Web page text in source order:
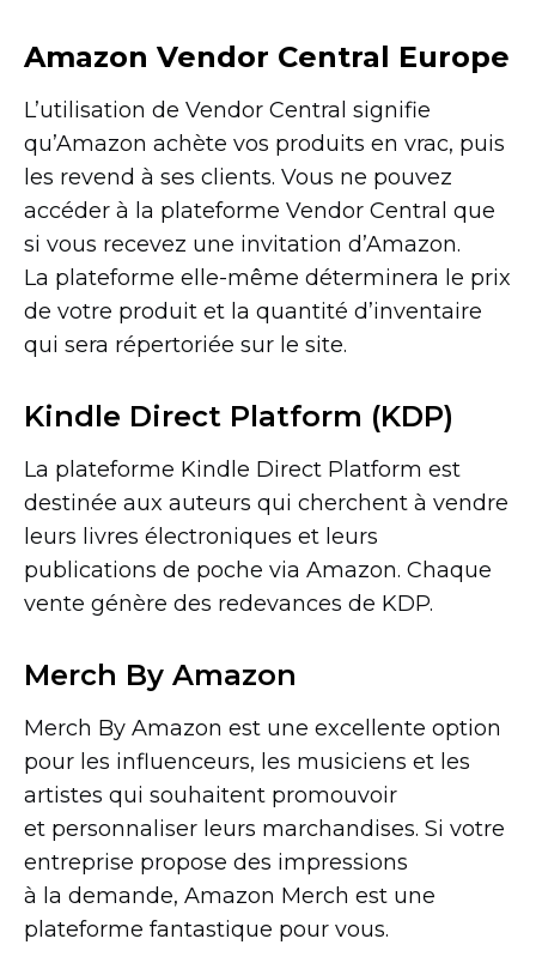
Amazon Vendor Central Europe
L’utilisation de Vendor Central signifie
qu’Amazon achète vos produits en vrac, puis
les revend à ses clients. Vous ne pouvez
accéder à la plateforme Vendor Central que
si vous recevez une invitation d’Amazon.
La plateforme elle-même déterminera le prix
de votre produit et la quantité d’inventaire
qui sera répertoriée sur le site.
Kindle Direct Platform (KDP)
La plateforme Kindle Direct Platform est
destinée aux auteurs qui cherchent à vendre
leurs livres électroniques et leurs
publications de poche via Amazon. Chaque
vente génère des redevances de KDP.
Merch By Amazon
Merch By Amazon est une excellente option
pour les influenceurs, les musiciens et les
artistes qui souhaitent promouvoir
et personnaliser leurs marchandises. Si votre
entreprise propose des impressions
à la demande, Amazon Merch est une
plateforme fantastique pour vous.